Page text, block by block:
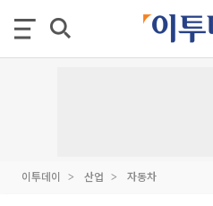
이투데이 산업 자동차